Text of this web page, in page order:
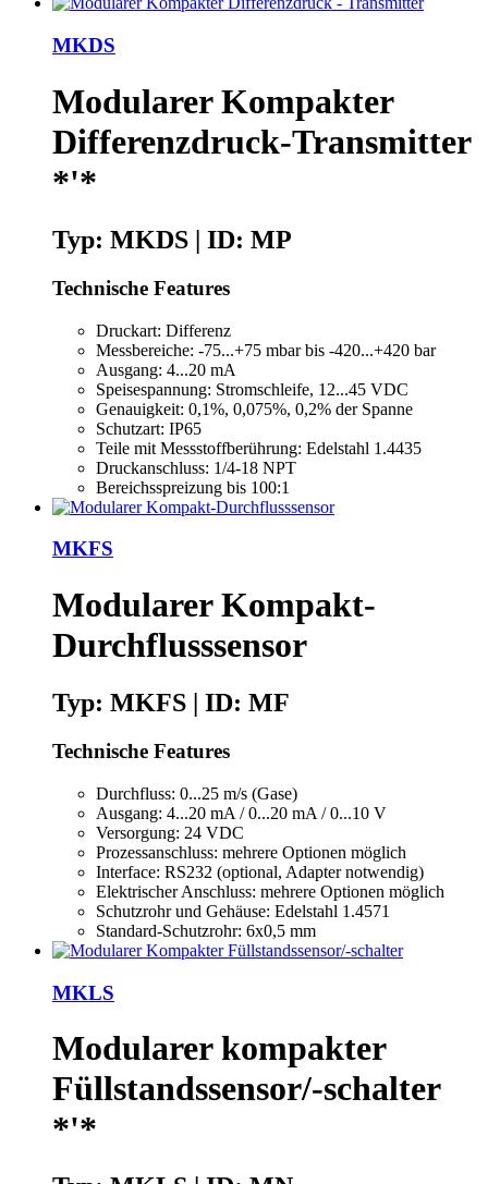
MKDS
Modularer Kompakter
Differenzdruck-Transmitter
*'*
Typ: MKDS | ID: MP
Technische Features
Druckart: Differenz
Messbereiche: -75...+75 mbar bis -420...+420 bar
Ausgang: 4...20 mA
Speisespannung: Stromschleife, 12...45 VDC
Genauigkeit: 0,1%, 0,075%, 0,2% der Spanne
Schutzart: IP65
Teile mit Messstoffberührung: Edelstahl 1.4435
Druckanschluss: 1/4-18 NPT
Bereichsspreizung bis 100:1
MKFS
Modularer Kompakt-
Durchflusssensor
Typ: MKFS | ID: MF
Technische Features
Durchfluss: 0...25 m/s (Gase)
Ausgang: 4...20 mA / 0...20 mA / 0...10 V
Versorgung: 24 VDC
Prozessanschluss: mehrere Optionen möglich
Interface: RS232 (optional, Adapter notwendig)
Elektrischer Anschluss: mehrere Optionen möglich
Schutzrohr und Gehäuse: Edelstahl 1.4571
Standard-Schutzrohr: 6x0,5 mm
MKLS
Modularer kompakter
Füllstandssensor/-schalter
*'*